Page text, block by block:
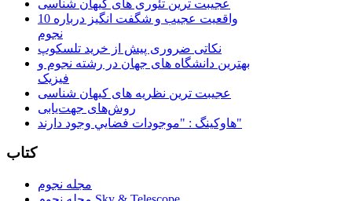
عجیبت ترین تئوری های کیهان شناسی
10 واقعیت عجیب و شگفت انگیز درباره
نجوم
نکاتی ضروری پیش از خرید تلسکوپ
بهترین دانشگاه های جهان در رشته نجوم و
فیزیک
عجیبت ترین نظریه های کیهان شناسی
روش‌های جهت‌یابی
هاوكينگ : "موجودات فضايي وجود دارند"
کتاب
مجله نجوم